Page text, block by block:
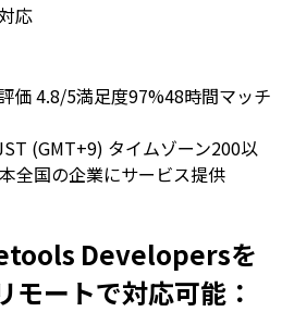
応
価 4.8/5満足度97%48時間マッチ
(GMT+9) タイムゾーン200以
全国の企業にサービス提供
Developersを
モートで対応可能：